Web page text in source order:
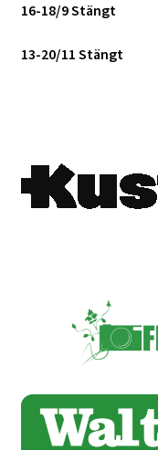
16-18/9 Stängt
13-20/11 Stängt